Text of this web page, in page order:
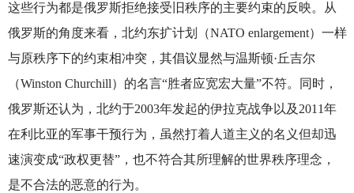
这些行为都是俄罗斯拒绝接受旧秩序的主要约束的反映。从
俄罗斯的角度来看，北约东扩计划（NATO enlargement）一样
与原秩序下的约束相冲突，其倡议显然与温斯顿·丘吉尔
（Winston Churchill）的名言“胜者应宽宏大量”不符。同时，
俄罗斯还认为，北约于2003年发起的伊拉克战争以及2011年
在利比亚的军事干预行为，虽然打着人道主义的名义但却迅
速演变成“政权更替”，也不符合其所理解的世界秩序理念，
是不合法的恶意的行为。